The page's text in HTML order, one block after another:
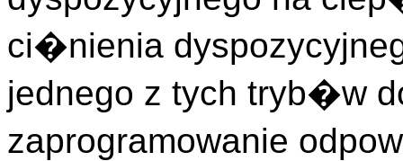
ci�nienia
jednego z tych tryb�w
zaprogramowanie